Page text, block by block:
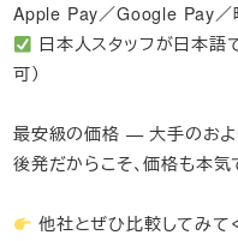
Apple Pay／Google Pay／
日本人スタッフが日本語
可）
最安級の価格 — 大手のおよ
後発だからこそ、価格も本気
他社とぜひ比較してみて